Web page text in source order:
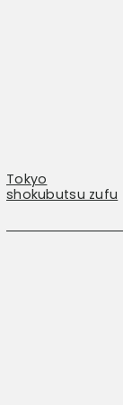
Tokyo
shokubutsu zufu